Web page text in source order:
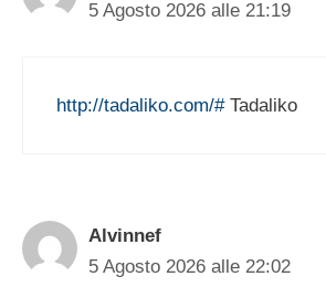
5 Agosto 2026 alle 21:19
http://tadaliko.com/#Tadaliko
Alvinnef
5 Agosto 2026 alle 22:02